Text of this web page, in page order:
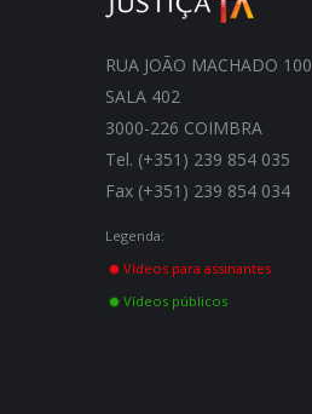
RUA JOÃO MACHADO 100
SALA 402
3000-226 COIMBRA
Tel. (+351) 239 854 035
Fax (+351) 239 854 034
Legenda:
Vídeos para assinantes
Vídeos públicos